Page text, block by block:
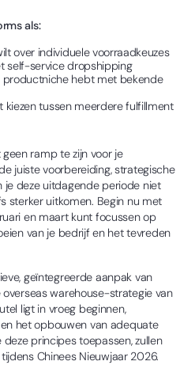
als:
over individuele voorraadkeuzes
self-service dropshipping
productniche hebt met bekende
kiezen tussen meerdere fulfillment
ramp te zijn voor je
juiste voorbereiding, strategische
je deze uitdagende periode niet
sterker uitkomen. Begin nu met
en maart kunt focussen op
van je bedrijf en het tevreden
geïntegreerde aanpak van
warehouse-strategie van
ligt in vroeg beginnen,
het opbouwen van adequate
principes toepassen, zullen
Chinees Nieuwjaar 2026.